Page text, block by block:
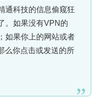
通科技的信息偷窥狂
。如果没有VPN的
如果你上的网站或者
么你点击或发送的所